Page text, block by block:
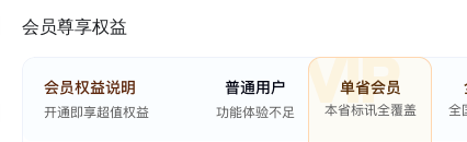
会员尊享权益